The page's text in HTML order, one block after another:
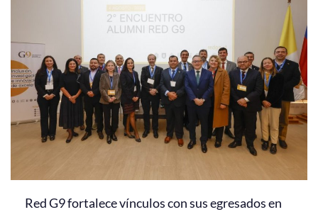
Red G9 fortalece vínculos con sus egresados en